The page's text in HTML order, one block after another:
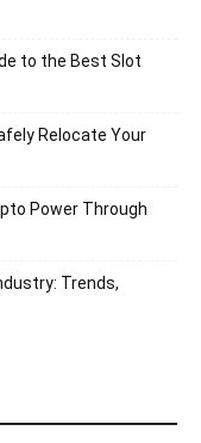
to the Best Slot
Relocate Your
Power Through
Trends,